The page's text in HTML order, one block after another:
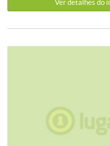
diversas finalidades: igrejas,
Ver detalhes do